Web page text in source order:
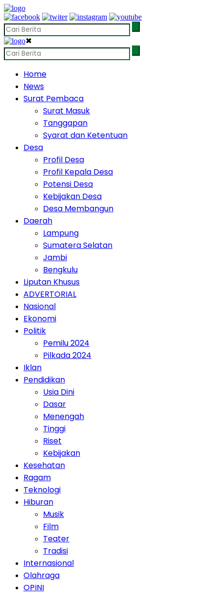
✖
Home
News
Surat Pembaca
Surat Masuk
Tanggapan
Syarat dan Ketentuan
Desa
Profil Desa
Profil Kepala Desa
Potensi Desa
Kebijakan Desa
Desa Membangun
Daerah
Lampung
Sumatera Selatan
Jambi
Bengkulu
Liputan Khusus
ADVERTORIAL
Nasional
Ekonomi
Politik
Pemilu 2024
Pilkada 2024
Iklan
Pendidikan
Usia Dini
Dasar
Menengah
Tinggi
Riset
Kebijakan
Kesehatan
Ragam
Teknologi
Hiburan
Musik
Film
Teater
Tradisi
Internasional
Olahraga
OPINI